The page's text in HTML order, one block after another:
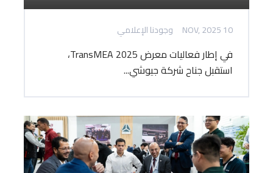
10 NOV, 2025 وجودنا الإعلامي
في إطار فعاليات معرض TransMEA 2025،
استقبل جناح شركة جيوشي...